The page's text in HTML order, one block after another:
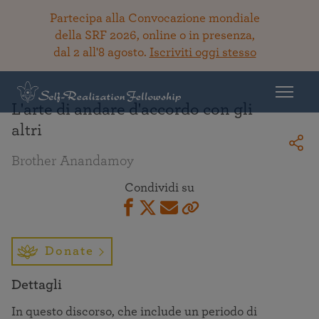
Partecipa alla Convocazione mondiale
della SRF 2026, online o in presenza,
dal 2 all'8 agosto. Iscriviti oggi stesso
L'arte di andare d'accordo con gli
altri
Brother Anandamoy
Condividi su
Donate
Dettagli
In questo discorso, che include un periodo di